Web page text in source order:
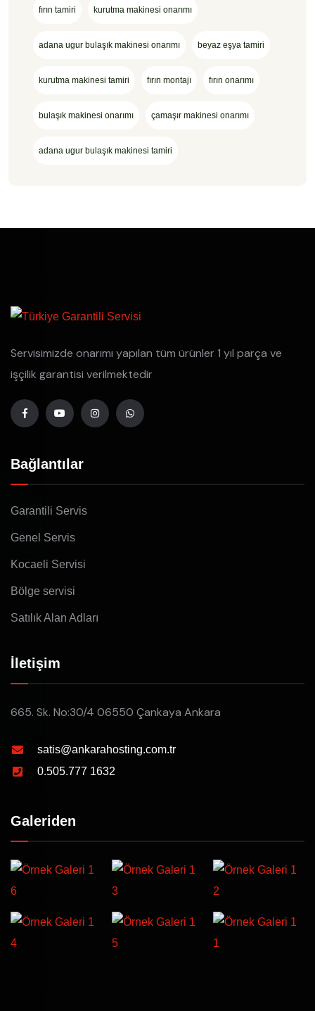
fırın tamiri kurutma makinesi onarımı
adana ugur bulaşık makinesi onarımı beyaz eşya tamiri
kurutma makinesi tamiri fırın montajı fırın onarımı
bulaşık makinesi onarımı çamaşır makinesi onarımı
adana ugur bulaşık makinesi tamiri
Servisimizde onarımı yapılan tüm ürünler 1 yıl parça ve
işçilik garantisi verilmektedir
Bağlantılar
Garantili Servis
Genel Servis
Kocaeli Servisi
Bölge servisi
Satılık Alan Adları
İletişim
665. Sk. No:30/4 06550 Çankaya Ankara
satis@ankarahosting.com.tr
0.505.777 1632
Galeriden